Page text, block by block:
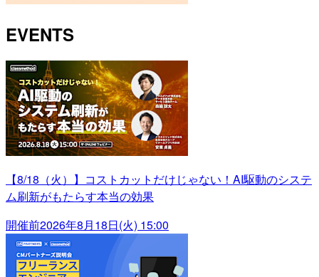
EVENTS
【8/18（火）】コストカットだけじゃない！AI駆動のシステ
ム刷新がもたらす本当の効果
開催前2026年8月18日(火) 15:00